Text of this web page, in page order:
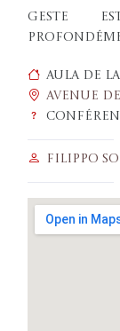
geste
Aula de
Avenue
Filippo